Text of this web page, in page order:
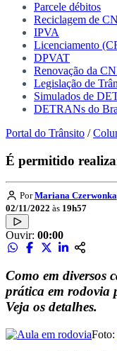
Parcele débitos
Reciclagem de
IPVA
Licenciamento
DPVAT
Renovação da
Legislação de
Simulados de
DETRANs do
Portal do Trânsito /
É permitido
PorMariana Czerwonka
02/11/2022 às 19h57
Ouvir: 00:00
Como em diversos
prática em rodovia
Veja os detalhes.
Foto: